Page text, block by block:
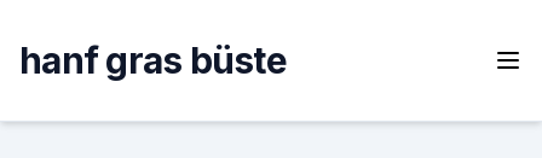
content
hanf gras büste